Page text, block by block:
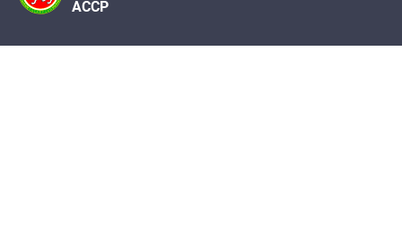
АССР